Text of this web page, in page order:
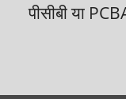
पीसीबी या